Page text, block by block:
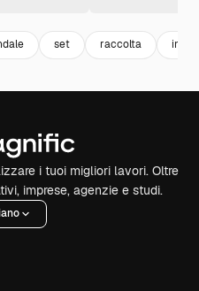
set raccolta
i tuoi migliori lavori. Oltre
imprese, agenzie e studi.